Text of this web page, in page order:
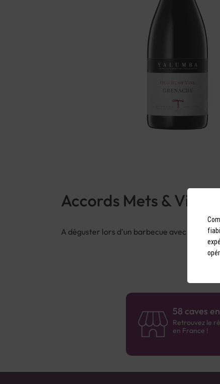
Accords Mets & Vins
A déguster lors d'un barbecue avec des
58 caves
Retrouvez le
en France !